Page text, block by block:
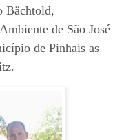
Bächtold,
de São José
de Pinhais as